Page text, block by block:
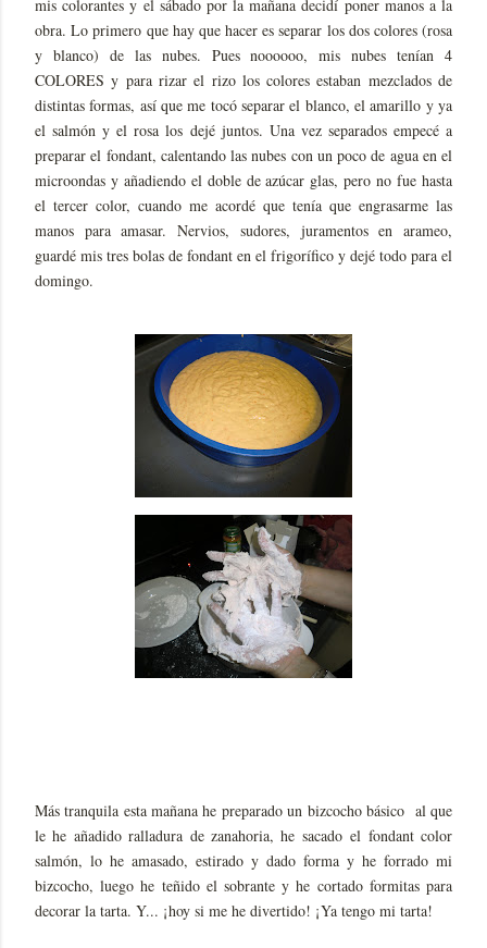
mis colorantes y el sábado por la mañana decidí poner manos a la
obra. Lo primero que hay que hacer es separar los dos colores (rosa
y blanco) de las nubes. Pues noooooo, mis nubes tenían 4
COLORES y para rizar el rizo los colores estaban mezclados de
distintas formas, así que me tocó separar el blanco, el amarillo y ya
el salmón y el rosa los dejé juntos. Una vez separados empecé a
preparar el fondant, calentando las nubes con un poco de agua en el
microondas y añadiendo el doble de azúcar glas, pero no fue hasta
el tercer color, cuando me acordé que tenía que engrasarme las
manos para amasar. Nervios, sudores, juramentos en arameo,
guardé mis tres bolas de fondant en el frigorífico y dejé todo para el
domingo.
Más tranquila esta mañana he preparado un bizcocho básico al que
le he añadido ralladura de zanahoria, he sacado el fondant color
salmón, lo he amasado, estirado y dado forma y he forrado mi
bizcocho, luego he teñido el sobrante y he cortado formitas para
decorar la tarta. Y... ¡hoy si me he divertido! ¡Ya tengo mi tarta!